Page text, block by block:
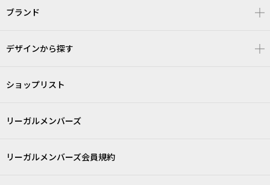
ブランド
デザインから探す
ショップリスト
リーガルメンバーズ
リーガルメンバーズ会員規約